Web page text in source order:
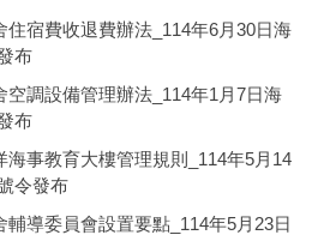
宿費收退費辦法_114年6月30日海
布
調設備管理辦法_114年1月7日海
布
事教育大樓管理規則_114年5月14
令發布
導委員會設置要點_114年5月23日